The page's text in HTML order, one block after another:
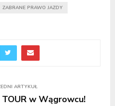
ZABRANE PRAWO JAZDY
ARTYKUŁ
w Wągrowcu!